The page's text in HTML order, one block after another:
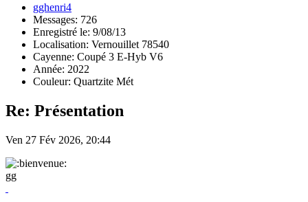
gghenri4
Messages: 726
Enregistré le: 9/08/13
Localisation: Vernouillet 78540
Cayenne: Coupé 3 E-Hyb V6
Année: 2022
Couleur: Quartzite Mét
Re: Présentation
Ven 27 Fév 2026, 20:44
gg